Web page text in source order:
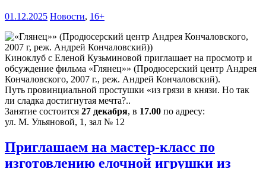
01.12.2025 Новости, 16+
Киноклуб с Еленой Кузьминовой приглашает на просмотр и
обсуждение фильма «Глянец»» (Продюсерский центр Андрея
Кончаловского, 2007 г., реж. Андрей Кончаловский).
Путь провинциальной простушки «из грязи в князи. Но так
ли сладка достигнутая мечта?..
Занятие состоится 27 декабря, в 17.00 по адресу:
ул. М. Ульяновой, 1, зал № 12
Приглашаем на мастер-класс по
изготовлению елочной игрушки из